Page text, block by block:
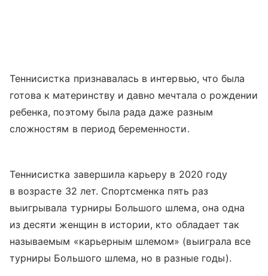
Теннисистка признавалась в интервью, что была
готова к материнству и давно мечтала о рождении
ребенка, поэтому была рада даже разным
сложностям в период беременности.
Теннисистка завершила карьеру в 2020 году
в возрасте 32 лет. Спортсменка пять раз
выигрывала турниры Большого шлема, она одна
из десяти женщин в истории, кто обладает так
называемым «карьерным шлемом» (выиграла все
турниры Большого шлема, но в разные годы).